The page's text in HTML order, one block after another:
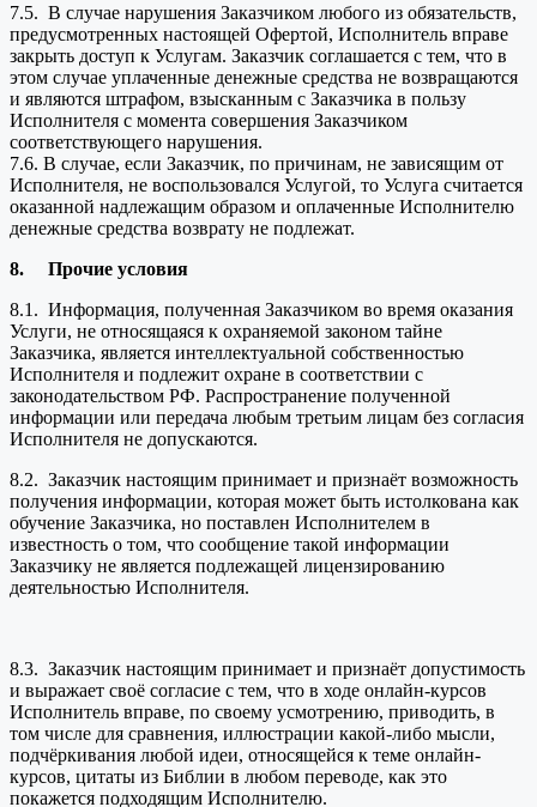
7.5. В случае нарушения Заказчиком любого из обязательств,
предусмотренных настоящей Офертой, Исполнитель вправе
закрыть доступ к Услугам. Заказчик соглашается с тем, что в
этом случае уплаченные денежные средства не возвращаются
и являются штрафом, взысканным с Заказчика в пользу
Исполнителя с момента совершения Заказчиком
соответствующего нарушения.
7.6. В случае, если Заказчик, по причинам, не зависящим от
Исполнителя, не воспользовался Услугой, то Услуга считается
оказанной надлежащим образом и оплаченные Исполнителю
денежные средства возврату не подлежат.
8. Прочие условия
8.1. Информация, полученная Заказчиком во время оказания
Услуги, не относящаяся к охраняемой законом тайне
Заказчика, является интеллектуальной собственностью
Исполнителя и подлежит охране в соответствии с
законодательством РФ. Распространение полученной
информации или передача любым третьим лицам без согласия
Исполнителя не допускаются.
8.2. Заказчик настоящим принимает и признаёт возможность
получения информации, которая может быть истолкована как
обучение Заказчика, но поставлен Исполнителем в
известность о том, что сообщение такой информации
Заказчику не является подлежащей лицензированию
деятельностью Исполнителя.
8.3. Заказчик настоящим принимает и признаёт допустимость
и выражает своё согласие с тем, что в ходе онлайн-курсов
Исполнитель вправе, по своему усмотрению, приводить, в
том числе для сравнения, иллюстрации какой-либо мысли,
подчёркивания любой идеи, относящейся к теме онлайн-
курсов, цитаты из Библии в любом переводе, как это
покажется подходящим Исполнителю.